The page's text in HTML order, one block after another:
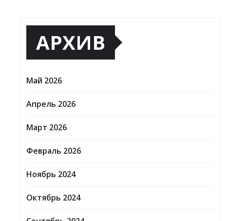
АРХИВ
Май 2026
Апрель 2026
Март 2026
Февраль 2026
Ноябрь 2024
Октябрь 2024